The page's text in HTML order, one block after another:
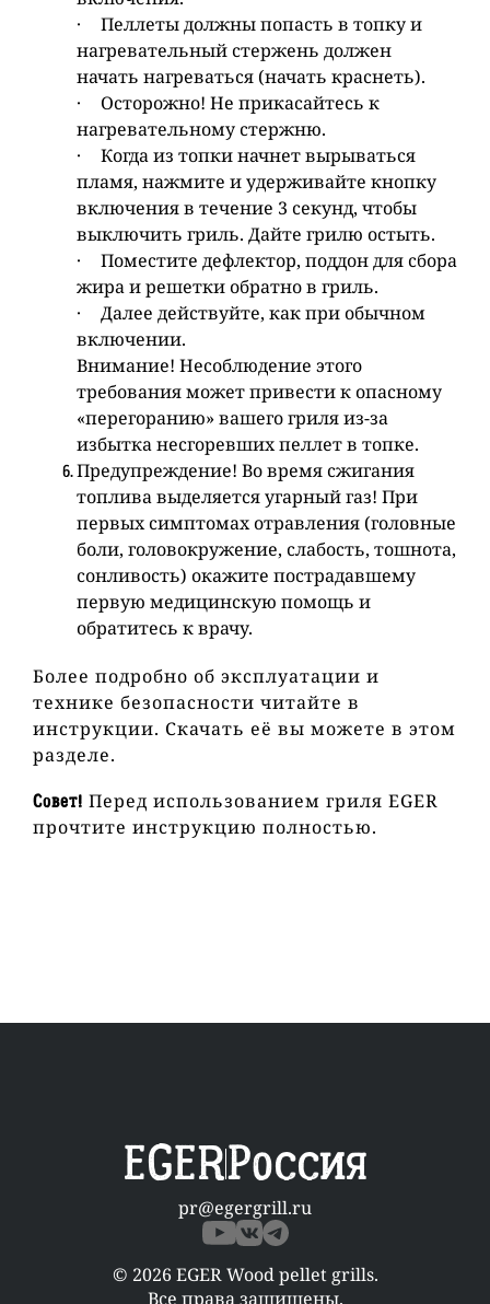
·
Пеллеты должны попасть в топку и
нагревательный стержень должен
начать нагреваться (начать краснеть).
·
Осторожно! Не прикасайтесь к
нагревательному стержню.
·
Когда из топки начнет вырываться
пламя, нажмите и удерживайте кнопку
включения в течение 3 секунд, чтобы
выключить гриль. Дайте грилю остыть.
·
Поместите дефлектор, поддон для сбора
жира и решетки обратно в гриль.
·
Далее действуйте, как при обычном
включении.
Внимание! Несоблюдение этого
требования может привести к опасному
«перегоранию» вашего гриля из-за
избытка несгоревших пеллет в топке.
Предупреждение! Во время сжигания
топлива выделяется угарный газ! При
первых симптомах отравления (головные
боли, головокружение, слабость, тошнота,
сонливость) окажите пострадавшему
первую медицинскую помощь и
обратитесь к врачу.
Более подробно об эксплуатации и
технике безопасности читайте в
инструкции. Скачать её вы можете в этом
разделе.
Совет! Перед использованием гриля EGER
прочтите инструкцию полностью.
EGERРоссия
pr@egergrill.ru
© 2026 EGER Wood pellet grills.
Все права защищены.